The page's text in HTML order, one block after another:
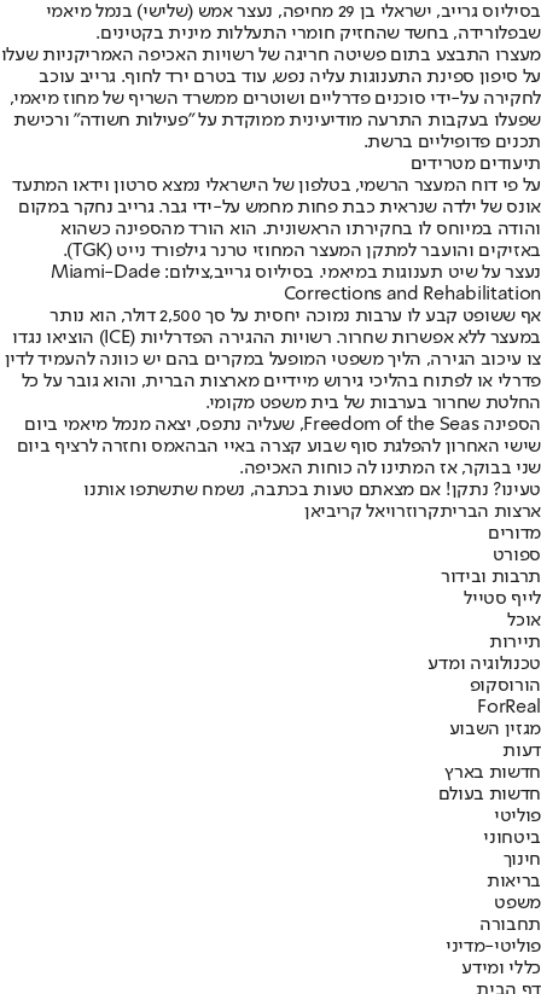
בסיליוס גרייב, ישראלי בן 29 מחיפה, נעצר אמש (שלישי) בנמל מיאמי
שבפלורידה, בחשד שהחזיק חומרי התעללות מינית בקטינים.
מעצרו התבצע בתום פשיטה חריגה של רשויות האכיפה האמריקניות שעלו
על סיפון ספינת התענוגות עליה נפש, עוד בטרם ירד לחוף. גרייב עוכב
לחקירה על-ידי סוכנים פדרליים ושוטרים ממשרד השריף של מחוז מיאמי,
שפעלו בעקבות התרעה מודיעינית ממוקדת על "פעילות חשודה" ורכישת
תכנים פדופיליים ברשת.
תיעודים מטרידים
על פי דוח המעצר הרשמי, בטלפון של הישראלי נמצא סרטון וידאו המתעד
אונס של ילדה שנראית כבת פחות מחמש על-ידי גבר. גרייב נחקר במקום
והודה במיוחס לו בחקירתו הראשונית. הוא הורד מהספינה כשהוא
באזיקים והועבר למתקן המעצר המחוזי טרנר גילפורד נייט (TGK).
נעצר על שיט תענוגות במיאמי. בסיליוס גרייב,צילום: Miami-Dade
Corrections and Rehabilitation
אף ששופט קבע לו ערבות נמוכה יחסית על סך 2,500 דולר, הוא נותר
במעצר ללא אפשרות שחרור. רשויות ההגירה הפדרליות (ICE) הוציאו נגדו
צו עיכוב הגירה, הליך משפטי המופעל במקרים בהם יש כוונה להעמיד לדין
פדרלי או לפתוח בהליכי גירוש מיידיים מארצות הברית, והוא גובר על כל
החלטת שחרור בערבות של בית משפט מקומי.
הספינה Freedom of the Seas, שעליה נתפס, יצאה מנמל מיאמי ביום
שישי האחרון להפלגת סוף שבוע קצרה באיי הבהאמס וחזרה לרציף ביום
שני בבוקר, אז המתינו לה כוחות האכיפה.
טעינו? נתקן! אם מצאתם טעות בכתבה, נשמח שתשתפו אותנו
ארצות הבריתקרוזרויאל קריביאן
מדורים
ספורט
תרבות ובידור
לייף סטייל
אוכל
תיירות
טכנולוגיה ומדע
הורוסקופ
ForReal
מגזין השבוע
דעות
חדשות בארץ
חדשות בעולם
פוליטי
ביטחוני
חינוך
בריאות
משפט
תחבורה
פוליטי-מדיני
כללי ומידע